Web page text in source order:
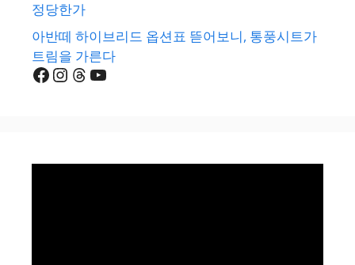
정당한가
아반떼 하이브리드 옵션표 뜯어보니, 통풍시트가
트림을 가른다
Facebook
Instagram
Threads
YouTube